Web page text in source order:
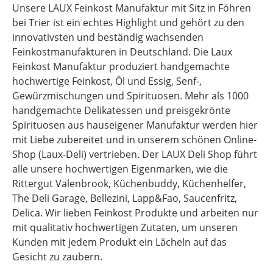
Unsere LAUX Feinkost Manufaktur mit Sitz in Föhren
bei Trier ist ein echtes Highlight und gehört zu den
innovativsten und beständig wachsenden
Feinkostmanufakturen in Deutschland. Die Laux
Feinkost Manufaktur produziert handgemachte
hochwertige Feinkost, Öl und Essig, Senf-,
Gewürzmischungen und Spirituosen. Mehr als 1000
handgemachte Delikatessen und preisgekrönte
Spirituosen aus hauseigener Manufaktur werden hier
mit Liebe zubereitet und in unserem schönen Online-
Shop (Laux-Deli) vertrieben. Der LAUX Deli Shop führt
alle unsere hochwertigen Eigenmarken, wie die
Rittergut Valenbrook, Küchenbuddy, Küchenhelfer,
The Deli Garage, Bellezini, Lapp&Fao, Saucenfritz,
Delica. Wir lieben Feinkost Produkte und arbeiten nur
mit qualitativ hochwertigen Zutaten, um unseren
Kunden mit jedem Produkt ein Lächeln auf das
Gesicht zu zaubern.